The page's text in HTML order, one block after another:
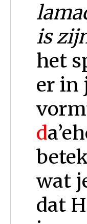
is
het
er in
d
wat
dat